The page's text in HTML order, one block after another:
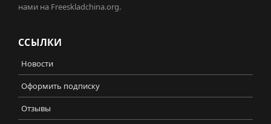
нами на Freeskladchina.org.
ССЫЛКИ
Новости
Оформить подписку
Отзывы